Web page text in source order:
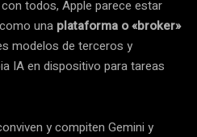
todos, Apple parece estar
una plataforma o «broker»
modelos de terceros y
IA en dispositivo para tareas
y compiten Gemini y